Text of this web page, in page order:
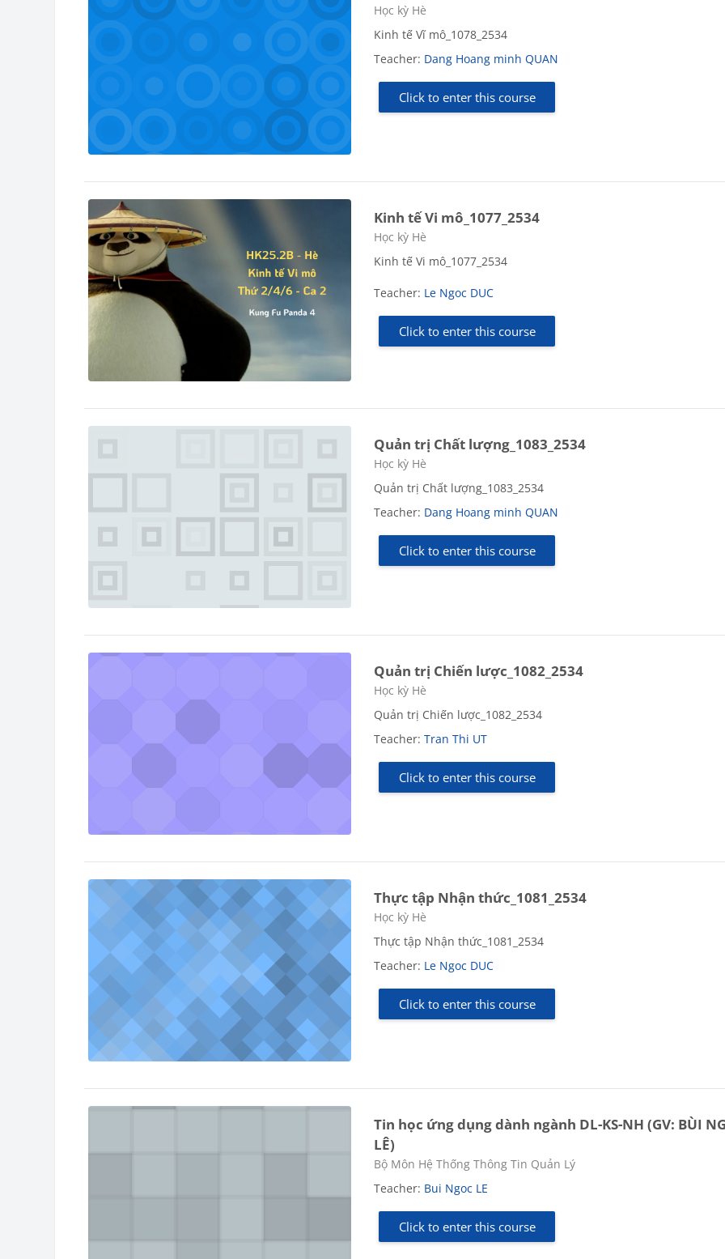
Course category
Học kỳ Hè
Kinh tế Vĩ mô_1078_2534
Teacher: Dang Hoang minh QUAN
Click to enter this course
Kinh tế Vi mô_1077_2534
Course category
Học kỳ Hè
Kinh tế Vi mô_1077_2534
Teacher: Le Ngoc DUC
Click to enter this course
Quản trị Chất lượng_1083_2534
Course category
Học kỳ Hè
Quản trị Chất lượng_1083_2534
Teacher: Dang Hoang minh QUAN
Click to enter this course
Quản trị Chiến lược_1082_2534
Course category
Học kỳ Hè
Quản trị Chiến lược_1082_2534
Teacher:Tran Thi UT
Click to enter this course
Thực tập Nhận thức_1081_2534
Course category
Học kỳ Hè
Thực tập Nhận thức_1081_2534
Teacher: Le Ngoc DUC
Click to enter this course
Tin học ứng dụng dành ngành DL-KS-NH (GV: BÙI
LÊ)
Course category
Bộ Môn Hệ Thống Thông Tin Quản Lý
Teacher: Bui Ngoc LE
Click to enter this course